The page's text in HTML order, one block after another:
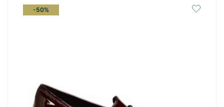
-50%